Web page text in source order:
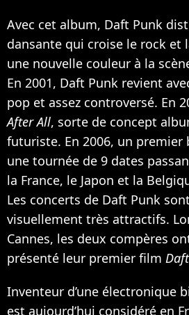
Avec cet album, Daft Punk
dansante qui croise le rock et
une nouvelle couleur à la
En 2001, Daft Punk revient
pop et assez controversé. En
After All, sorte de concept
futuriste. En 2006, un premier
une tournée de 9 dates
la France, le Japon et la
Les concerts de Daft Punk
visuellement très attractifs.
Cannes, les deux compères
présenté leur premier film
Inventeur d’une électronique
est aujourd’hui considéré en